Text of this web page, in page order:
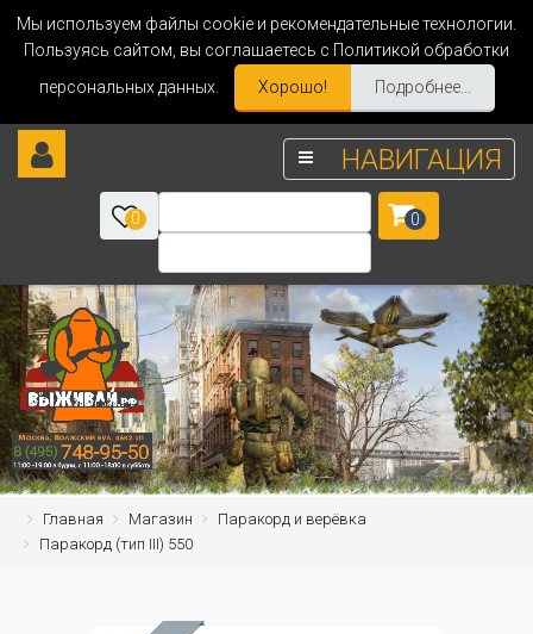
Мы используем файлы cookie и рекомендательные технологии.
Пользуясь сайтом, вы соглашаетесь с Политикой обработки
персональных данных.
Хорошо! Подробнее...
НАВИГАЦИЯ
0 0
Главная Магазин
Паракорд и верёвка
Паракорд (тип III) 550